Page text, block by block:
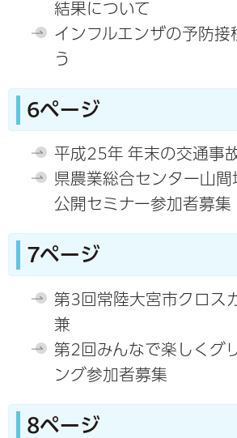
結果について
インフルエンザの予防接
う
6ページ
平成25年 年末の交通事
県農業総合センター山
公開セミナー参加者募集
7ページ
第3回常陸大宮市クロス
兼
第2回みんなで楽しくグ
ング参加者募集
8ページ